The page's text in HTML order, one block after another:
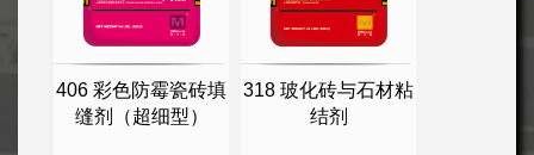
406 彩色防霉瓷砖填
缝剂（超细型）
318 玻化砖与石材粘
结剂